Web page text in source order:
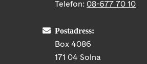
Telefon: 08-677 70 10
Postadress:
Box 4086
171 04 Solna